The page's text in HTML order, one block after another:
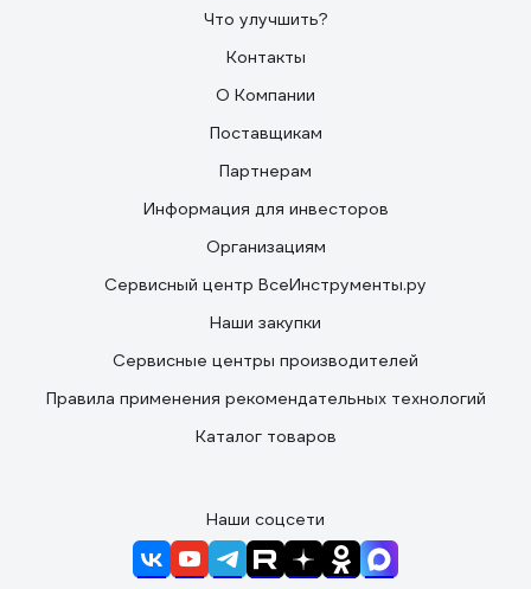
Что улучшить?
Контакты
О Компании
Поставщикам
Партнерам
Информация для инвесторов
Организациям
Сервисный центр ВсеИнструменты.ру
Наши закупки
Сервисные центры производителей
Правила применения рекомендательных технологий
Каталог товаров
Наши соцсети